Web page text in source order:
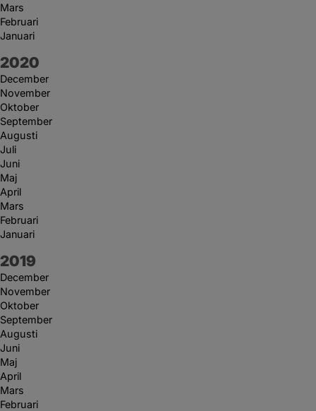
Mars
Februari
Januari
År:
2020
December
November
Oktober
September
Augusti
Juli
Juni
Maj
April
Mars
Februari
Januari
År:
2019
December
November
Oktober
September
Augusti
Juni
Maj
April
Mars
Februari